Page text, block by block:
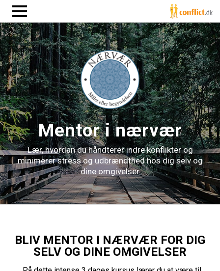
Mentor i nærvær
Lær, hvordan du håndterer indre konflikter og
minimerer stress og udbrændthed hos dig selv og
dine omgivelser
BLIV MENTOR I NÆRVÆR FOR DIG
SELV OG DINE OMGIVELSER